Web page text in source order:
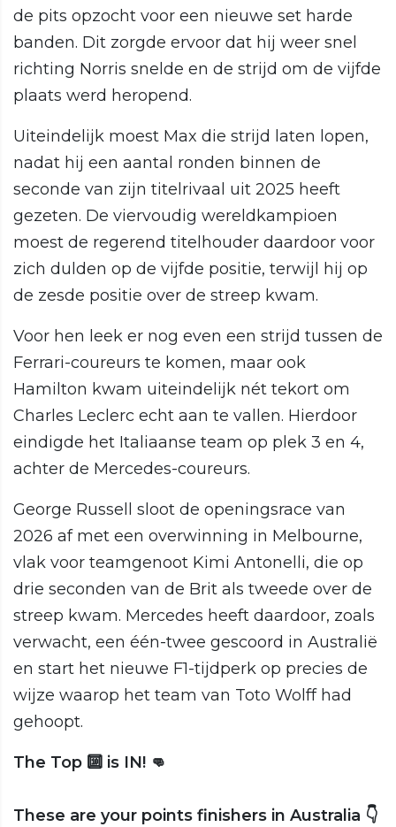
de pits opzocht voor een nieuwe set harde
banden. Dit zorgde ervoor dat hij weer snel
richting Norris snelde en de strijd om de vijfde
plaats werd heropend.
Uiteindelijk moest Max die strijd laten lopen,
nadat hij een aantal ronden binnen de
seconde van zijn titelrivaal uit 2025 heeft
gezeten. De viervoudig wereldkampioen
moest de regerend titelhouder daardoor voor
zich dulden op de vijfde positie, terwijl hij op
de zesde positie over de streep kwam.
Voor hen leek er nog even een strijd tussen de
Ferrari-coureurs te komen, maar ook
Hamilton kwam uiteindelijk nét tekort om
Charles Leclerc echt aan te vallen. Hierdoor
eindigde het Italiaanse team op plek 3 en 4,
achter de Mercedes-coureurs.
George Russell sloot de openingsrace van
2026 af met een overwinning in Melbourne,
vlak voor teamgenoot Kimi Antonelli, die op
drie seconden van de Brit als tweede over de
streep kwam. Mercedes heeft daardoor, zoals
verwacht, een één-twee gescoord in Australië
en start het nieuwe F1-tijdperk op precies de
wijze waarop het team van Toto Wolff had
gehoopt.
The Top 🔟 is IN! 👊
These are your points finishers in Australia 👇